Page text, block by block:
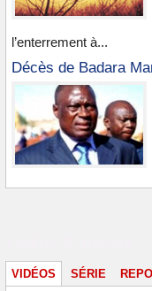
l’enterrement à...
Décès de Badara
VIDÉOS SÉRIE